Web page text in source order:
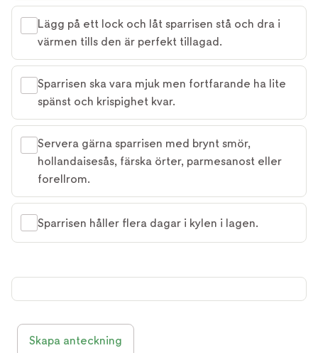
Lägg på ett lock och låt sparrisen stå och dra i
värmen tills den är perfekt tillagad.
Sparrisen ska vara mjuk men fortfarande ha lite
spänst och krispighet kvar.
Servera gärna sparrisen med brynt smör,
hollandaisesås, färska örter, parmesanost eller
forellrom.
Sparrisen håller flera dagar i kylen i lagen.
Skapa anteckning